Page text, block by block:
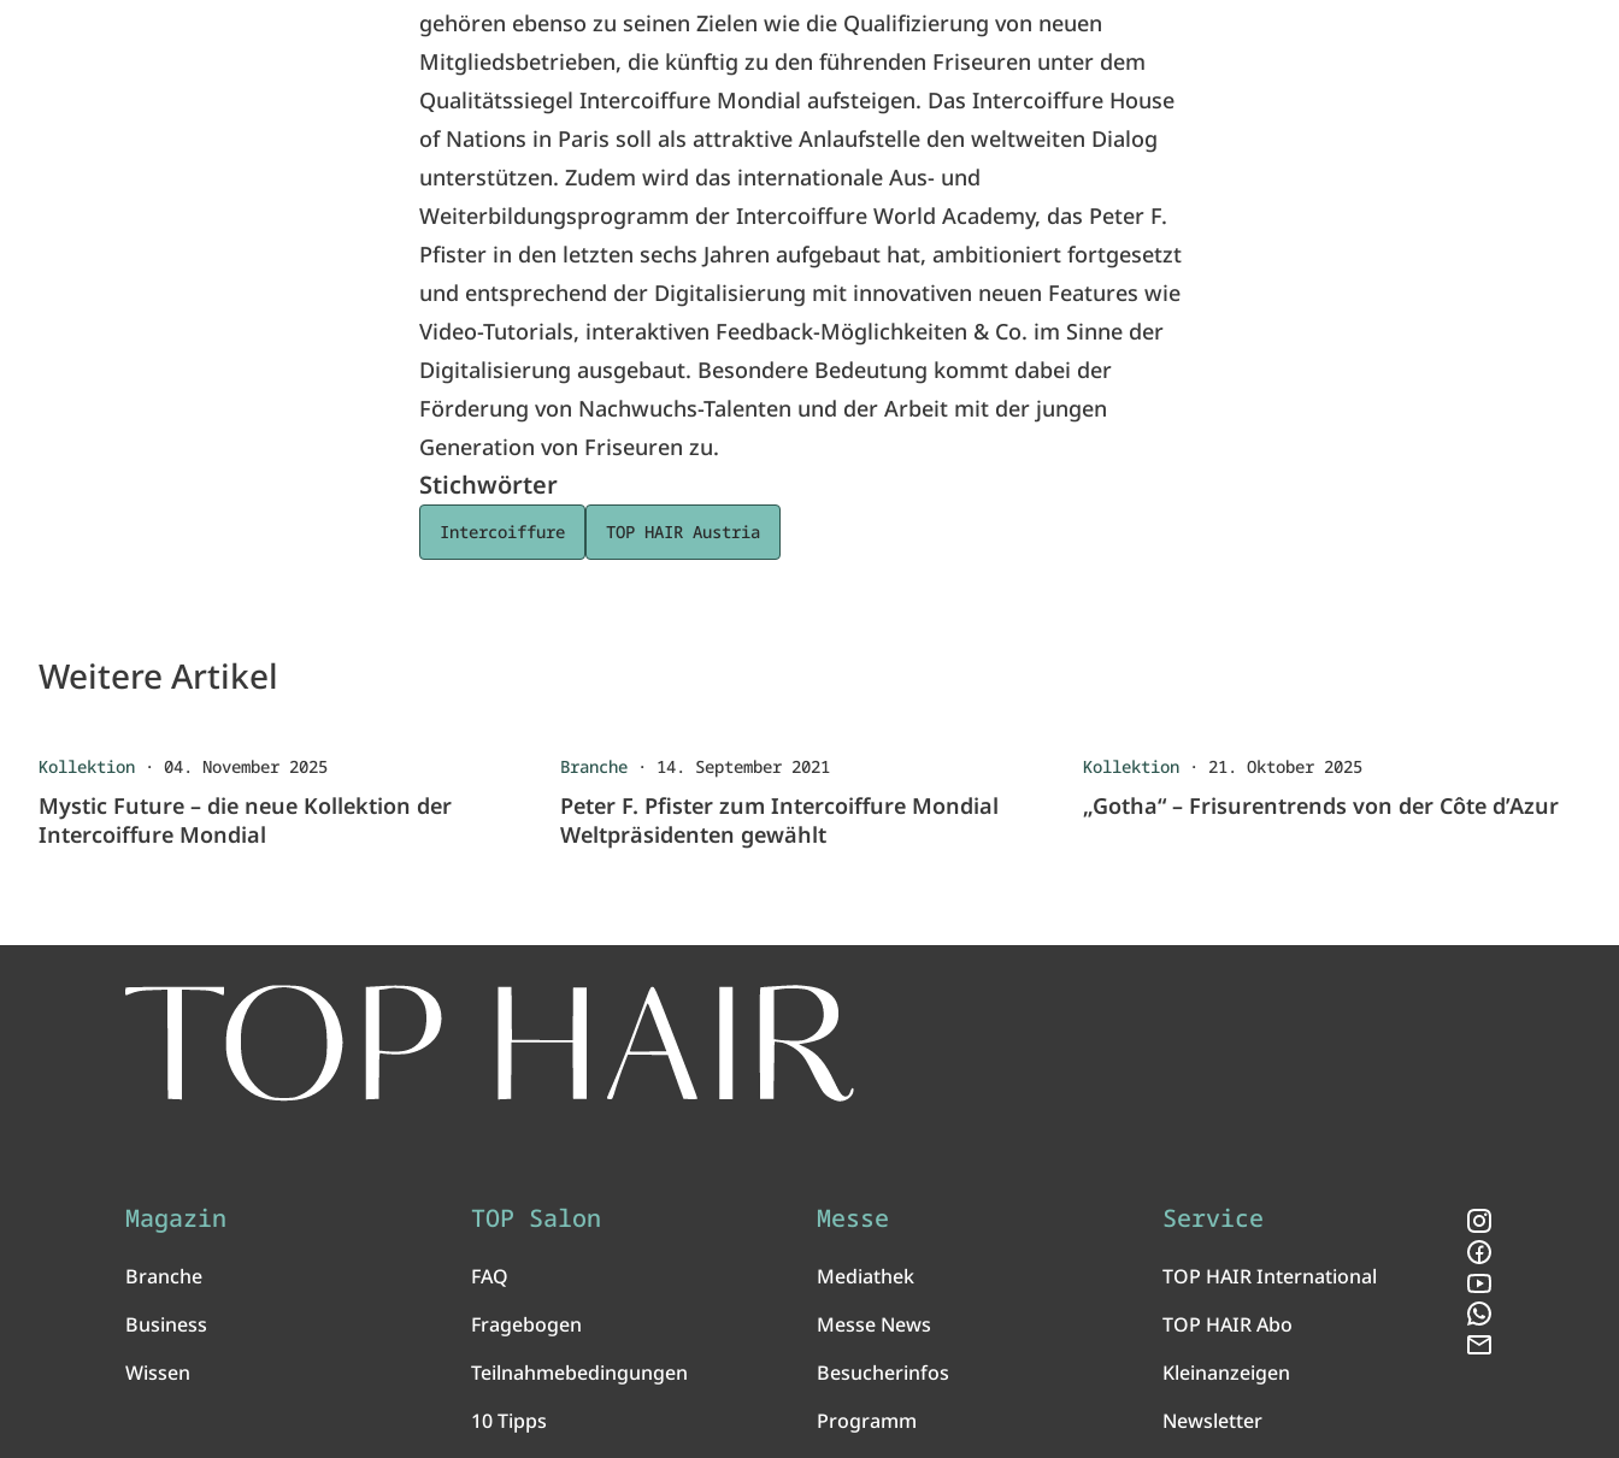
gehören ebenso zu seinen Zielen wie die Qualifizierung von neuen
Mitgliedsbetrieben, die künftig zu den führenden Friseuren unter dem
Qualitätssiegel Intercoiffure Mondial aufsteigen. Das Intercoiffure House
of Nations in Paris soll als attraktive Anlaufstelle den weltweiten Dialog
unterstützen. Zudem wird das internationale Aus- und
Weiterbildungsprogramm der Intercoiffure World Academy, das Peter F.
Pfister in den letzten sechs Jahren aufgebaut hat, ambitioniert fortgesetzt
und entsprechend der Digitalisierung mit innovativen neuen Features wie
Video-Tutorials, interaktiven Feedback-Möglichkeiten & Co. im Sinne der
Digitalisierung ausgebaut. Besondere Bedeutung kommt dabei der
Förderung von Nachwuchs-Talenten und der Arbeit mit der jungen
Generation von Friseuren zu.
Stichwörter
Intercoiffure TOP HAIR Austria
Weitere Artikel
Kollektion · 04. November 2025
Mystic Future – die neue Kollektion der
Intercoiffure Mondial
Branche · 14. September 2021
Peter F. Pfister zum Intercoiffure Mondial
Weltpräsidenten gewählt
Kollektion· 21. Oktober 2025
„Gotha“ – Frisurentrends von der Côte d’Azur
Magazin
Branche
Business
Wissen
TOP Salon
FAQ
Fragebogen
Teilnahmebedingungen
10 Tipps
Messe
Mediathek
Messe News
Besucherinfos
Programm
Service
TOP HAIR International
TOP HAIR Abo
Kleinanzeigen
Newsletter